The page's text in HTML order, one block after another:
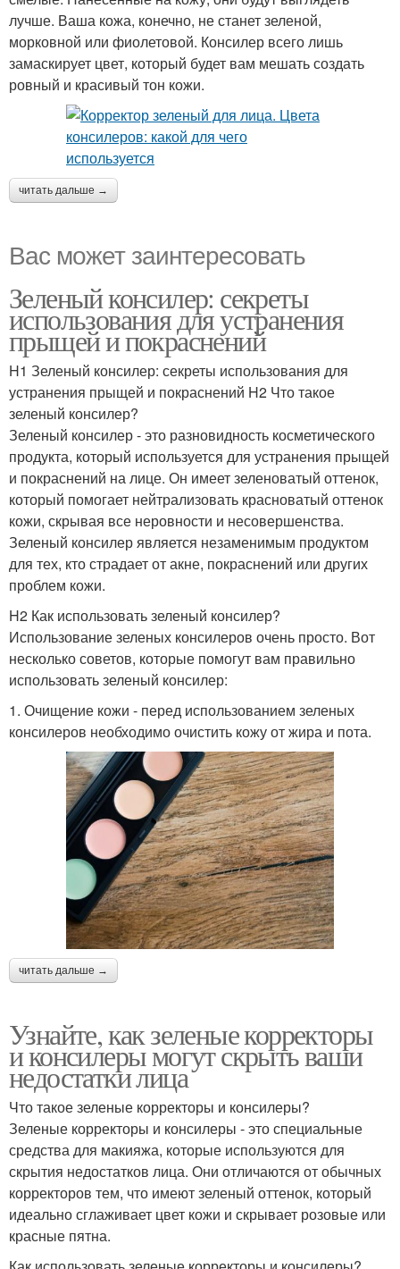
лучше. Ваша кожа, конечно, не станет зеленой,
морковной или фиолетовой. Консилер всего лишь
замаскирует цвет, который будет вам мешать создать
ровный и красивый тон кожи.
читать дальше →
Вас может заинтересовать
Зеленый консилер: секреты
использования для устранения
прыщей и покраснений
H1 Зеленый консилер: секреты использования для
устранения прыщей и покраснений H2 Что такое
зеленый консилер?
Зеленый консилер - это разновидность косметического
продукта, который используется для устранения прыщей
и покраснений на лице. Он имеет зеленоватый оттенок,
который помогает нейтрализовать красноватый оттенок
кожи, скрывая все неровности и несовершенства.
Зеленый консилер является незаменимым продуктом
для тех, кто страдает от акне, покраснений или других
проблем кожи.
H2 Как использовать зеленый консилер?
Использование зеленых консилеров очень просто. Вот
несколько советов, которые помогут вам правильно
использовать зеленый консилер:
1. Очищение кожи - перед использованием зеленых
консилеров необходимо очистить кожу от жира и пота.
читать дальше →
Узнайте, как зеленые корректоры
и консилеры могут скрыть ваши
недостатки лица
Что такое зеленые корректоры и консилеры?
Зеленые корректоры и консилеры - это специальные
средства для макияжа, которые используются для
скрытия недостатков лица. Они отличаются от обычных
корректоров тем, что имеют зеленый оттенок, который
идеально сглаживает цвет кожи и скрывает розовые или
красные пятна.